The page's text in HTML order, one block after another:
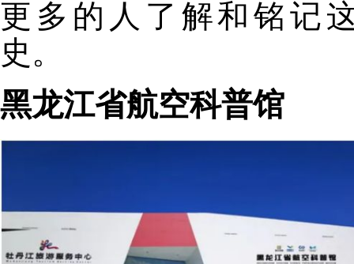
更多的人了解和铭记
史。
黑龙江省航空科普馆